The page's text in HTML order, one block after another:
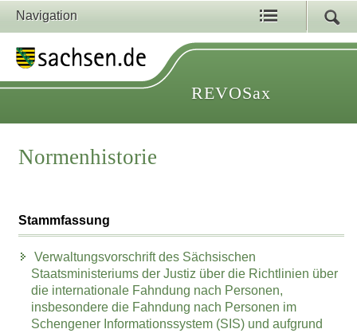
Navigation
REVOSax
Normenhistorie
Stammfassung
Verwaltungsvorschrift des Sächsischen
Staatsministeriums der Justiz über die Richtlinien über
die internationale Fahndung nach Personen,
insbesondere die Fahndung nach Personen im
Schengener Informationssystem (SIS) und aufgrund